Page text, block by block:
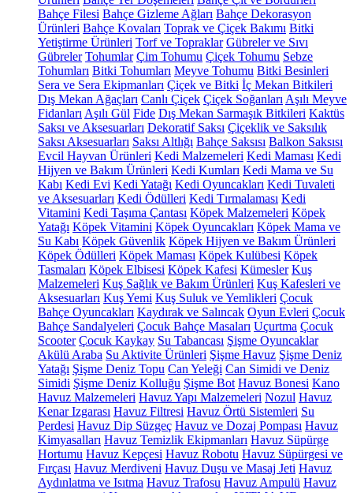
Bahçe Filesi Bahçe Gizleme Ağları Bahçe Dekorasyon
Ürünleri Bahçe Kovaları Toprak ve Çiçek Bakımı Bitki
Yetiştirme Ürünleri Torf ve Topraklar Gübreler ve Sıvı
Gübreler Tohumlar Çim Tohumu Çiçek Tohumu Sebze
Tohumları Bitki Tohumları Meyve Tohumu Bitki Besinleri
Sera ve Sera Ekipmanları Çiçek ve Bitki İç Mekan Bitkileri
Dış Mekan Ağaçları Canlı Çiçek Çiçek Soğanları Aşılı Meyve
Fidanları Aşılı Gül Fide Dış Mekan Sarmaşık Bitkileri Kaktüs
Saksı ve Aksesuarları Dekoratif Saksı Çiçeklik ve Saksılık
Saksı Aksesuarları Saksı Altlığı Bahçe Saksısı Balkon Saksısı
Evcil Hayvan Ürünleri Kedi Malzemeleri Kedi Maması Kedi
Hijyen ve Bakım Ürünleri Kedi Kumları Kedi Mama ve Su
Kabı Kedi Evi Kedi Yatağı Kedi Oyuncakları Kedi Tuvaleti
ve Aksesuarları Kedi Ödülleri Kedi Tırmalaması Kedi
Vitamini Kedi Taşıma Çantası Köpek Malzemeleri Köpek
Yatağı Köpek Vitamini Köpek Oyuncakları Köpek Mama ve
Su Kabı Köpek Güvenlik Köpek Hijyen ve Bakım Ürünleri
Köpek Ödülleri Köpek Maması Köpek Kulübesi Köpek
Tasmaları Köpek Elbisesi Köpek Kafesi Kümesler Kuş
Malzemeleri Kuş Sağlık ve Bakım Ürünleri Kuş Kafesleri ve
Aksesuarları Kuş Yemi Kuş Suluk ve Yemlikleri Çocuk
Bahçe Oyuncakları Kaydırak ve Salıncak Oyun Evleri Çocuk
Bahçe Sandalyeleri Çocuk Bahçe Masaları Uçurtma Çocuk
Scooter Çocuk Kaykay Su Tabancası Şişme Oyuncaklar
Akülü Araba Su Aktivite Ürünleri Şişme Havuz Şişme Deniz
Yatağı Şişme Deniz Topu Can Yeleği Can Simidi ve Deniz
Simidi Şişme Deniz Kolluğu Şişme Bot Havuz Bonesi Kano
Havuz Malzemeleri Havuz Yapı Malzemeleri Nozul Havuz
Kenar Izgarası Havuz Filtresi Havuz Örtü Sistemleri Su
Perdesi Havuz Dip Süzgeç Havuz ve Dozaj Pompası Havuz
Kimyasalları Havuz Temizlik Ekipmanları Havuz Süpürge
Hortumu Havuz Kepçesi Havuz Robotu Havuz Süpürgesi ve
Fırçası Havuz Merdiveni Havuz Duşu ve Masaj Jeti Havuz
Aydınlatma ve Isıtma Havuz Trafosu Havuz Ampulü Havuz